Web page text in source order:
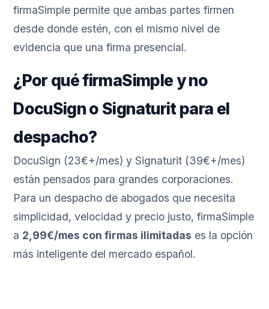
firmaSimple permite que ambas partes firmen
desde donde estén, con el mismo nivel de
evidencia que una firma presencial.
¿Por qué firmaSimple y no
DocuSign o Signaturit para el
despacho?
DocuSign (23€+/mes) y Signaturit (39€+/mes)
están pensados para grandes corporaciones.
Para un despacho de abogados que necesita
simplicidad, velocidad y precio justo, firmaSimple
a 2,99€/mes con firmas ilimitadas es la opción
más inteligente del mercado español.